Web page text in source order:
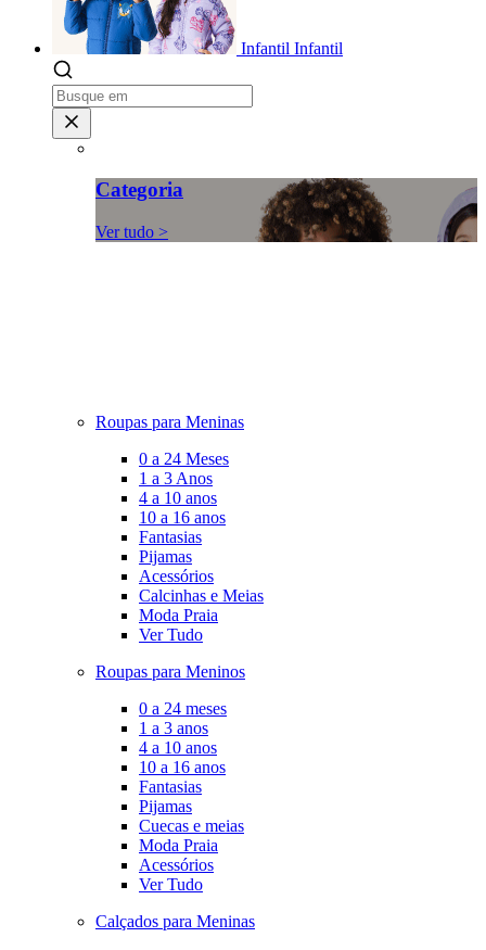
Infantil Infantil
Categoria
Ver tudo >
Roupas para Meninas
0 a 24 Meses
1 a 3 Anos
4 a 10 anos
10 a 16 anos
Fantasias
Pijamas
Acessórios
Calcinhas e Meias
Moda Praia
Ver Tudo
Roupas para Meninos
0 a 24 meses
1 a 3 anos
4 a 10 anos
10 a 16 anos
Fantasias
Pijamas
Cuecas e meias
Moda Praia
Acessórios
Ver Tudo
Calçados para Meninas